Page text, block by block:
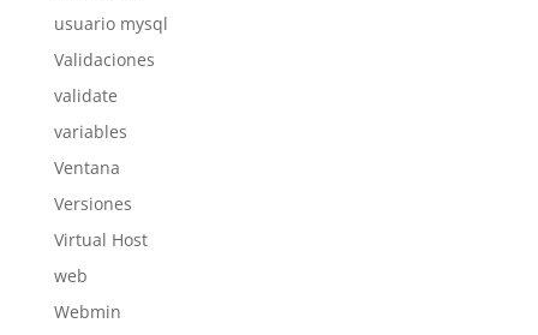
usuario mysql
Validaciones
validate
variables
Ventana
Versiones
Virtual Host
web
Webmin